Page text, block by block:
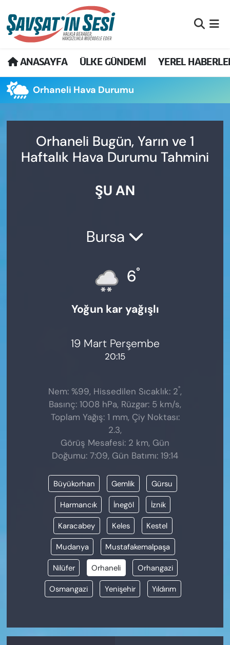
ANASAYFA ÜLKE GÜNDEMİ YEREL
Orhaneli Hava Durumu
Orhaneli Bugün, Yarın ve 1
Haftalık Hava Durumu Tahmini
ŞU AN
Bursa
6°
Yoğun kar yağışlı
19 Mart Perşembe
20:15
Nem: %99, Hissedilen Sıcaklık: 2°,
Basınç: 1008 hPa, Rüzgar: 5 km/s,
Toplam Yağış: 1 mm, Çiy Noktası:
2.3,
Görüş Mesafesi: 2 km, Gün
Doğumu: 7:09, Gün Batımı: 19:14
Büyükorhan Gemlik Gürsu
Harmancık İnegöl İznik
Karacabey Keles Kestel
Mudanya Mustafakemalpaşa
Nilüfer Orhaneli Orhangazi
Osmangazi Yenişehir Yıldırım
Artvin Nöbetçi Eczaneler
Artvin Hava Durumu
Artvin Namaz Vakitleri
Puan Durumu ve Fikstür
Son Dakika Haberleri